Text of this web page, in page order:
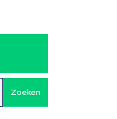
Zoeken